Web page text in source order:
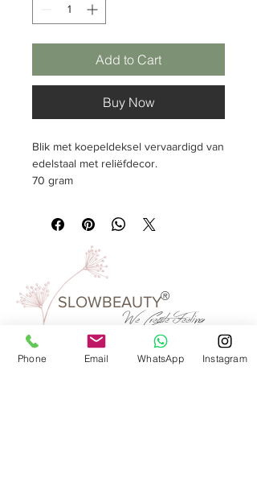
Add to Cart
Buy Now
Blik met koepeldeksel vervaardigd van
edelstaal met reliëfdecor.
70 gram
rond, Ø 70 mm, hoogte 90 mm
SLOWBEAUTY
We CreateFeeling
®
Phone Email WhatsApp Instagram